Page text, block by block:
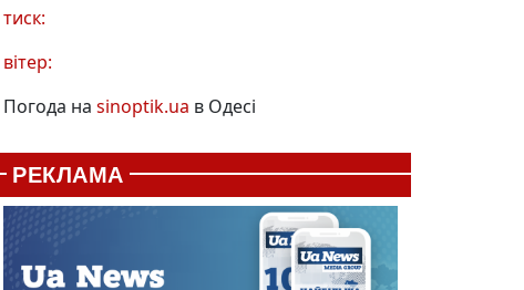
тиск:
вітер:
Погода на sinoptik.ua в Одесі
РЕКЛАМА